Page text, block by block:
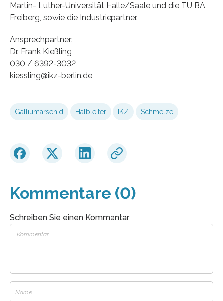
Martin- Luther-Universität Halle/Saale und die TU BA
Freiberg, sowie die Industriepartner.
Ansprechpartner:
Dr. Frank Kießling
030 / 6392-3032
kiessling@ikz-berlin.de
Galliumarsenid Halbleiter IKZ Schmelze
Kommentare (0)
Schreiben Sie einen Kommentar